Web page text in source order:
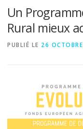
PROGRAMMES
RESSOURCES
SIGNALER UNE
Un
Rural mieux
PUBLIÉ LE 26